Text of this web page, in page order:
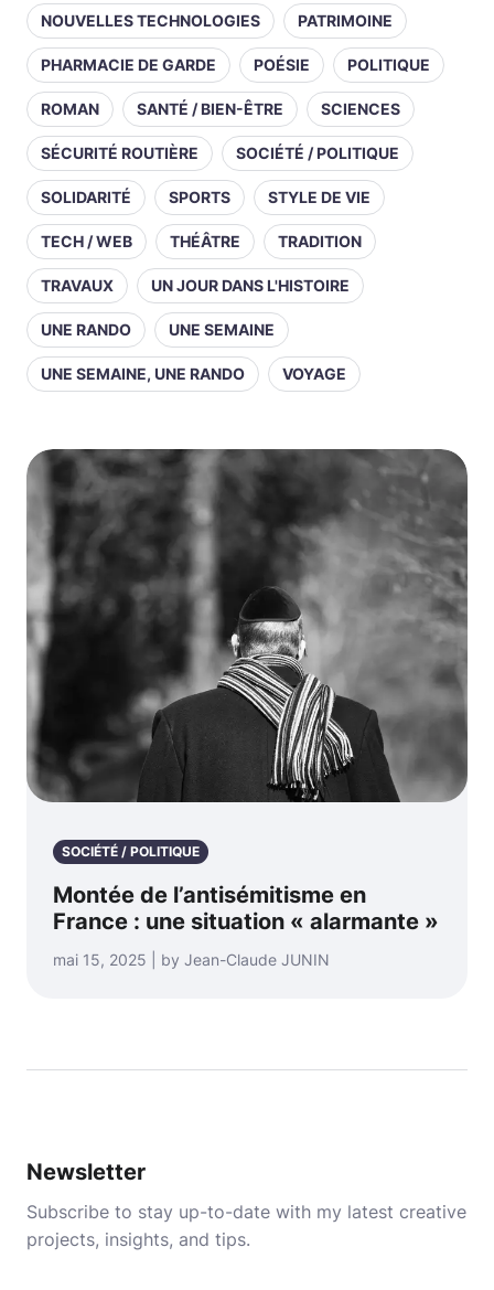
NOUVELLES TECHNOLOGIES PATRIMOINE
PHARMACIE DE GARDE POÉSIE POLITIQUE
ROMAN SANTÉ / BIEN-ÊTRE SCIENCES
SÉCURITÉ ROUTIÈRE SOCIÉTÉ / POLITIQUE
SOLIDARITÉ SPORTS STYLE DE VIE
TECH / WEB THÉÂTRE TRADITION
TRAVAUX UN JOUR DANS L'HISTOIRE
UNE RANDO UNE SEMAINE
UNE SEMAINE, UNE RANDO VOYAGE
SOCIÉTÉ / POLITIQUE
Montée de l’antisémitisme en
France : une situation « alarmante »
mai 15, 2025 | by Jean-Claude JUNIN
Newsletter
Subscribe to stay up-to-date with my latest creative
projects, insights, and tips.